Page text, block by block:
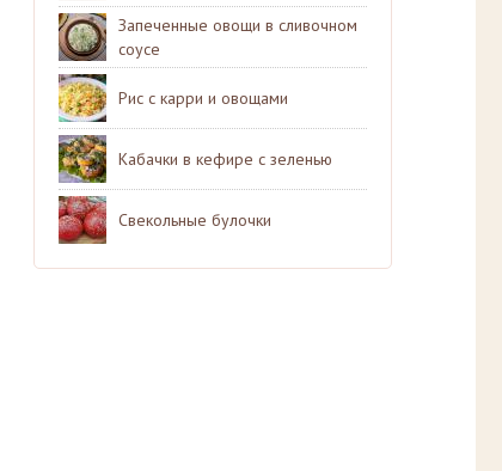
Запеченные овощи в сливочном
соусе
Рис с карри и овощами
Кабачки в кефире с зеленью
Свекольные булочки